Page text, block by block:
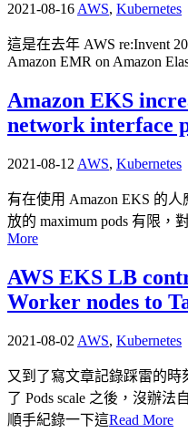
2021-08-16AWS, Kubernetes
這是在去年 AWS re:Invent
Amazon EMR on Amazon
Amazon EKS
network interface
2021-08-12 AWS, Kubernetes
有在使用 Amazon EKS 的人
放的 maximum pods 有限，
More
AWS EKS LB
Worker nodes to
2021-08-02 AWS, Kubernetes
又到了寫文章記錄踩雷的時
了 Pods scale 之後，沒辦法
順手紀錄一下這Read More